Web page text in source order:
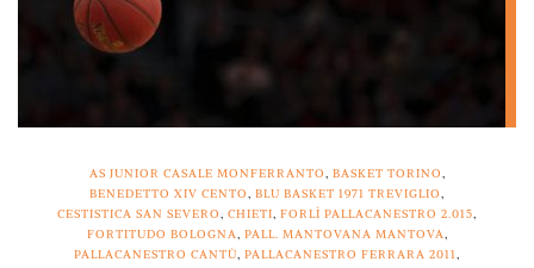
AS JUNIOR CASALE MONFERRANTO, BASKET TORINO,
BENEDETTO XIV CENTO, BLU BASKET 1971 TREVIGLIO,
CESTISTICA SAN SEVERO, CHIETI, FORLÌ PALLACANESTRO 2.015,
FORTITUDO BOLOGNA, PALL. MANTOVANA MANTOVA,
PALLACANESTRO CANTÙ, PALLACANESTRO FERRARA 2011,